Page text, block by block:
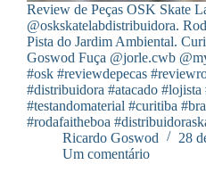
Review de Peças OSK Skate
@oskskatelabdistribuidora.
Pista do Jardim Ambiental.
Goswod Fuça @jorle.cwb
#osk #reviewdepecas
#distribuidora #atacado #lojista
#testandomaterial #curitiba
#rodafaitheboa
Ricardo Goswod
28
Um comentário